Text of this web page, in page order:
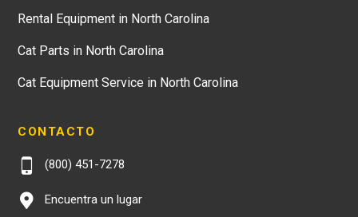
Rental Equipment in North Carolina
Cat Parts in North Carolina
Cat Equipment Service in North Carolina
CONTACTO
(800) 451-7278
Encuentra un lugar